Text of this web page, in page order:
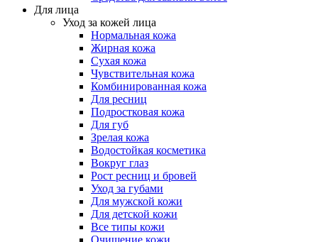
Для лица
Уход за кожей лица
Нормальная кожа
Жирная кожа
Сухая кожа
Чувствительная кожа
Комбинированная кожа
Для ресниц
Подростковая кожа
Для губ
Зрелая кожа
Водостойкая косметика
Вокруг глаз
Рост ресниц и бровей
Уход за губами
Для мужской кожи
Для детской кожи
Все типы кожи
Очищение кожи